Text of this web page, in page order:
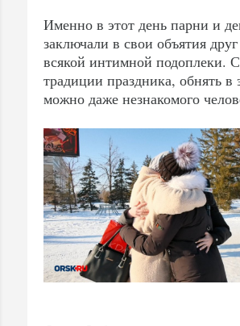
Именно в этот день парни и
заключали в свои объятия
всякой интимной подоплеки.
традиции праздника, обнять в
можно даже незнакомого